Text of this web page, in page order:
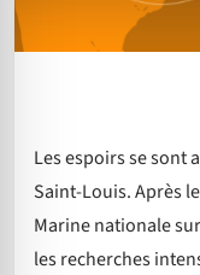
Les espoirs se sont
Saint-Louis. Après
Marine nationale
les recherches